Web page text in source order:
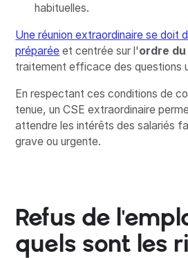
habituelles.
Une réunion extraordinaire se doit
préparée et centrée sur l'ordre
traitement efficace des questions
En respectant ces conditions de
tenue, un CSE extraordinaire
attendre les intérêts des salariés
grave ou urgente.
Refus de
quels sont les